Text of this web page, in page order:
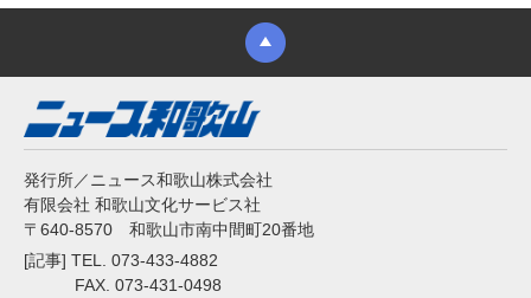
発行所／ニュース和歌山株式会社
有限会社 和歌山文化サービス社
〒640-8570 和歌山市南中間町20番地
[記事] TEL. 073-433-4882
FAX. 073-431-0498